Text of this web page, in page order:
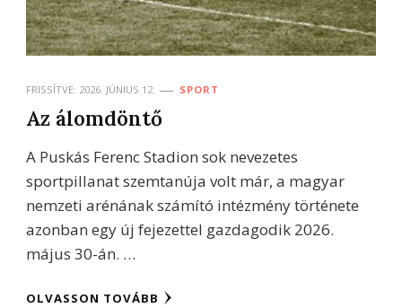
FRISSÍTVE: 2026. JÚNIUS 12. SPORT
Az álomdöntő
A Puskás Ferenc Stadion sok nevezetes
sportpillanat szemtanúja volt már, a magyar
nemzeti arénának számító intézmény története
azonban egy új fejezettel gazdagodik 2026.
május 30-án. …
OLVASSON TOVÁBB